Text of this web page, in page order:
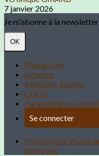
7 janvier 2026
Je m'abonne à la newsletter
OK
Plan du site
Licences
Mentions légales
CGUV
Paramétrer vos
Se connecter
Propulsé par
Sportives